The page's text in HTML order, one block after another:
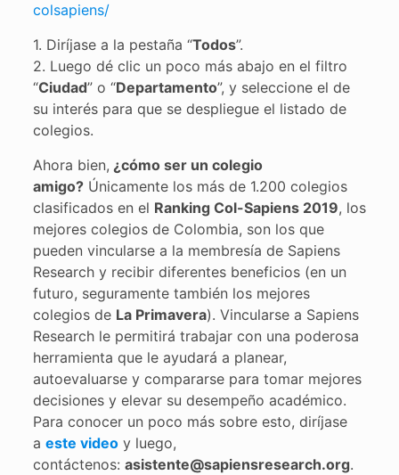
colsapiens/
1. Diríjase a la pestaña “Todos”.
2. Luego dé clic un poco más abajo en el filtro
“Ciudad” o “Departamento”, y seleccione el de
su interés para que se despliegue el listado de
colegios.
Ahora bien, ¿cómo ser un colegio
amigo?Únicamente los más de 1.200 colegios
clasificados en el Ranking Col-Sapiens 2019, los
mejores colegios de Colombia, son los que
pueden vincularse a la membresía de Sapiens
Research y recibir diferentes beneficios (en un
futuro, seguramente también los mejores
colegios de La Primavera). Vincularse a Sapiens
Research le permitirá trabajar con una poderosa
herramienta que le ayudará a planear,
autoevaluarse y compararse para tomar mejores
decisiones y elevar su desempeño académico.
Para conocer un poco más sobre esto, diríjase
a este videoy luego,
contáctenos: asistente@sapiensresearch.org.